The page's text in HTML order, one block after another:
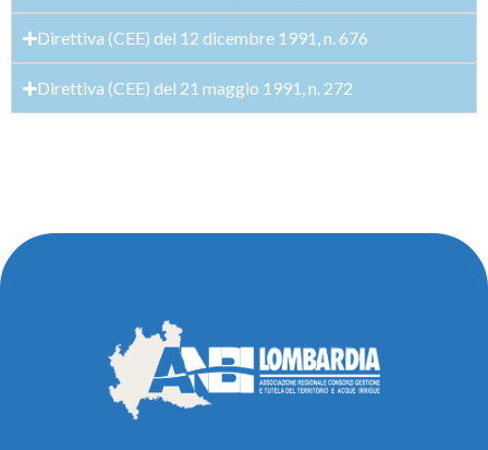
Direttiva (CEE) del 12 dicembre 1991, n. 676
Direttiva (CEE) del 21 maggio 1991, n. 272